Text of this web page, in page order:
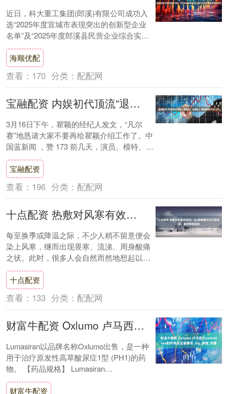
近日，科大重工集团(郎溪)有限公司成功入
选“2025年度宣城市表现突出的创新型企业
名单”及“2025年度郎溪县民营企业综合实力
10强名单”，成为该县经济高质量发....
海顺优配
查看： 170 分类： 配配网
宝融配资 内娱初代顶流“退休后”又翻红！婉拒网友介绍工作
3月16日下午，瞿颖的经纪人发文，“凡尔
赛”地恳请大家不要再给瞿颖介绍工作了。中
国蓝新闻 ，赞 173 前几天，演员、模特、歌
手瞿颖参加papi酱视频节目，凭借....
宝融配资
查看： 196 分类： 配配网
十点配资 热敷对风寒有效吗？这2种热敷方式可能伤身，最好避免使用
每至换季或降温之际，不少人稍不留意便会
染上风寒，继而出现畏寒、流涕、周身酸痛
之状。此时，很多人会自然而然地想起以热
敷之法来缓解不适。有人认为热敷可驱寒，
缓解身体....
十点配资
查看： 133 分类： 配配网
财富牛配资 Oxlumo 卢马西兰Lumasiran副作用及注意事项_mg_草酸_剂量
Lumasiran以品牌名称Oxlumo出售，是一种
用于治疗原发性高草酸尿症1型 (PH1)的药
物。 【药品规格】 Lumasiran
94.5mg/0.5mL....
财富牛配资